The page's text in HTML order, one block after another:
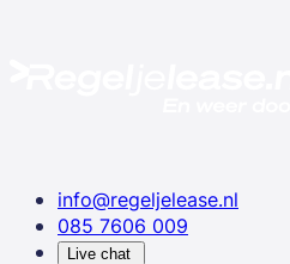
info@regeljelease.nl
085 7606 009
Live chat